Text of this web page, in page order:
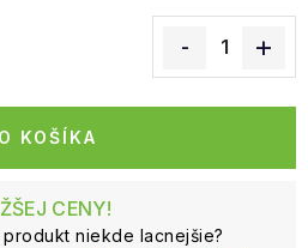
KOŠÍKA
CENY!
niekde lacnejšie?